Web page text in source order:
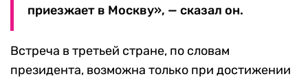
приезжает в Москву», — сказал он.
Встреча в третьей стране, по словам
президента, возможна только при достижении